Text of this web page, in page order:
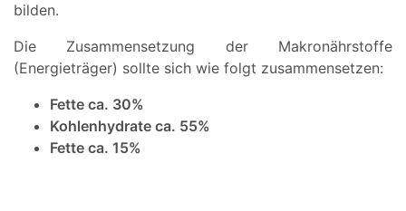
bilden.
Die Zusammensetzung der Makronährstoffe
(Energieträger) sollte sich wie folgt zusammensetzen:
Fette ca. 30%
Kohlenhydrate ca. 55%
Fette ca. 15%